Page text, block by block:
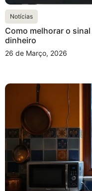
Notícias
Como melhorar o
dinheiro
26 de Março, 2026